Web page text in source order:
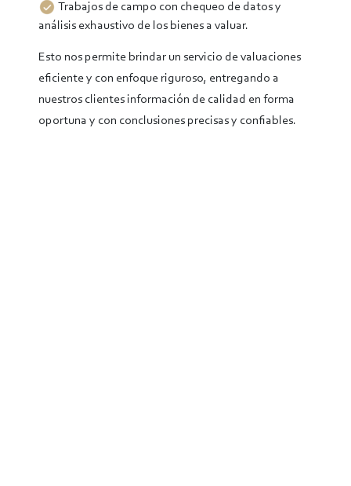
Trabajos de campo con chequeo de datos y
análisis exhaustivo de los bienes a valuar.
Esto nos permite brindar un servicio de valuaciones
eficiente y con enfoque riguroso, entregando a
nuestros clientes información de calidad en forma
oportuna y con conclusiones precisas y confiables.